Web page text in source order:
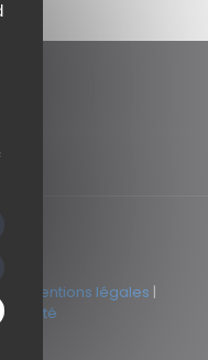
| Mentions légales |